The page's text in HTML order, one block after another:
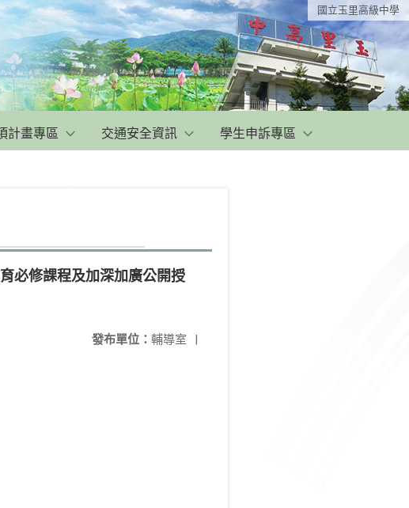
國立玉里高級中學
計畫專區 交通安全資訊 學生申訴專區
必修課程及加深加廣公開授
發布單位： 輔導室 |